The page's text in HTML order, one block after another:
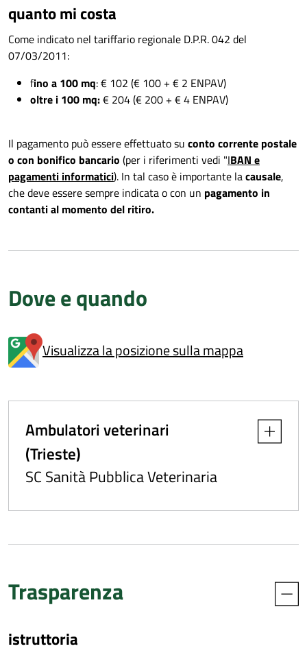
quanto mi costa
Come indicato nel tariffario regionale D.P.R. 042 del
07/03/2011:
fino a 100 mq: € 102 (€ 100 + € 2 ENPAV)
oltre i 100 mq:€ 204 (€ 200 + € 4 ENPAV)
Il pagamento può essere effettuato su conto corrente postale
o con bonifico bancario (per i riferimenti vedi "IBAN e
pagamenti informatici). In tal caso è importante lacausale,
che deve essere sempre indicata o con un pagamento in
contanti al momento del ritiro.
Dove e quando
Visualizza la posizione sulla mappa
Ambulatori veterinari
(Trieste)
SC Sanità Pubblica Veterinaria
Apri
Trasparenza
istruttoria